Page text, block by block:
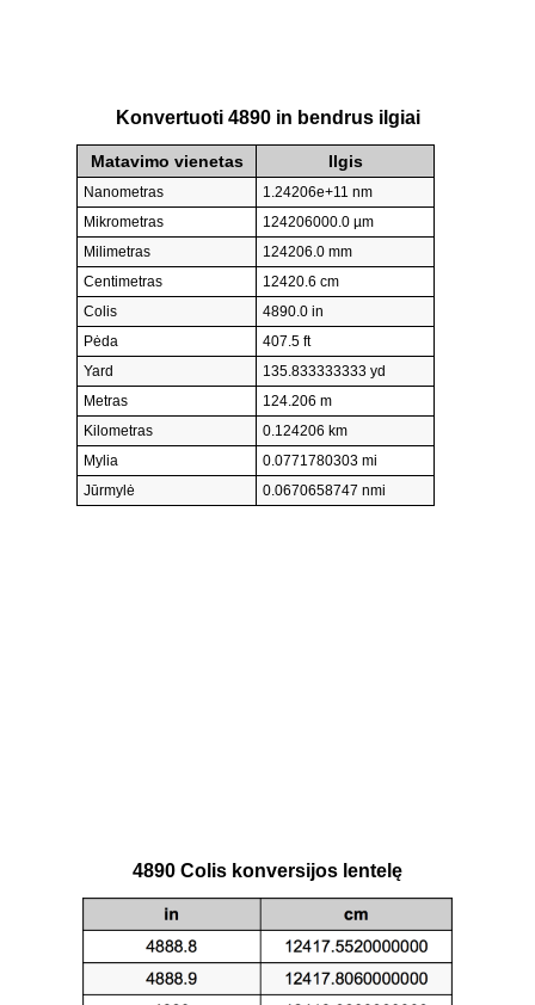
Konvertuoti 4890 in bendrus ilgiai
Matavimo vienetas Ilgis
Nanometras
1.24206e+11 nm
Mikrometras
124206000.0 µm
Milimetras
124206.0 mm
Centimetras
12420.6 cm
Colis
4890.0 in
Pėda
407.5 ft
Yard
135.833333333 yd
Metras
124.206 m
Kilometras
0.124206 km
Mylia
0.0771780303 mi
Jūrmylė
0.0670658747 nmi
4890 Colis konversijos lentelę